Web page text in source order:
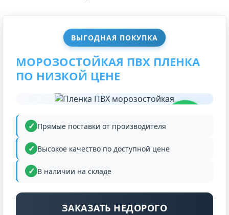
ВЫГОДНАЯ ПОКУПКА
МОРОЗОСТОЙКАЯ ПВХ ПЛЕНКА
ПО НИЗКОЙ ЦЕНЕ
Прямые поставки от производителя
Высокое качество по доступной цене
В наличии на складе
ЗАКАЗАТЬ НЕДОРОГО